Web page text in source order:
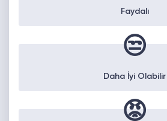
Faydalı
😒
Daha İyi Olabilir
😡